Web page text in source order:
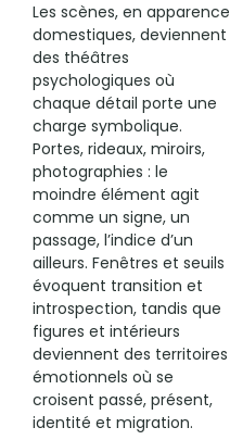
Les scènes, en apparence
domestiques, deviennent
des théâtres
psychologiques où
chaque détail porte une
charge symbolique.
Portes, rideaux, miroirs,
photographies : le
moindre élément agit
comme un signe, un
passage, l’indice d’un
ailleurs. Fenêtres et seuils
évoquent transition et
introspection, tandis que
figures et intérieurs
deviennent des territoires
émotionnels où se
croisent passé, présent,
identité et migration.